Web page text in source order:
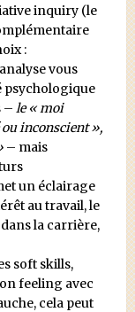
inquiry (le
:
vous
psychologique
– le « moi
inconscient »,
– mais
un éclairage
au travail, le
la carrière,
soft skills,
feeling avec
cela peut